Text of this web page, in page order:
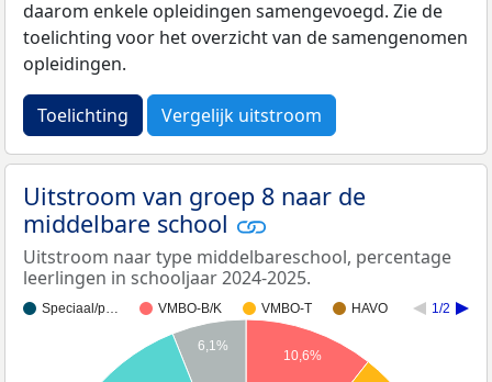
daarom enkele opleidingen samengevoegd. Zie de
toelichting voor het overzicht van de samengenomen
opleidingen.
Toelichting Vergelijk uitstroom
Uitstroom van groep 8 naar de
middelbare school
Uitstroom naar type middelbareschool, percentage
leerlingen in schooljaar 2024-2025.
Speciaal/p… VMBO-B/K VMBO-T HAVO 1/2
10,6%
6,1%